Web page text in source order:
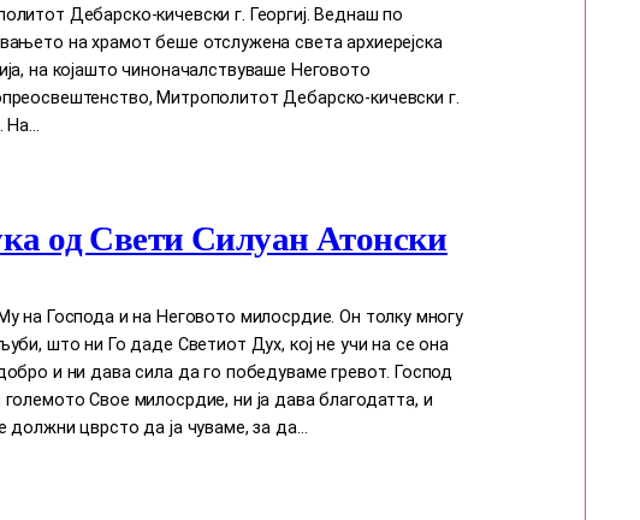
Дебарско-кичевски г. Георгиј. Веднаш по
на храмот беше отслужена света архиерејска
на којашто чиноначалствуваше Неговото
Митрополитот Дебарско-кичевски г.
На…
од Свети Силуан Атонски
на Господа и на Неговото милосрдие. Он толку многу
што ни Го даде Светиот Дух, кој нe учи на сe она
и ни дава сила да го победуваме гревот. Господ
големото Свое милосрдие, ни ја дава благодатта, и
должни цврсто да ја чуваме, за да…